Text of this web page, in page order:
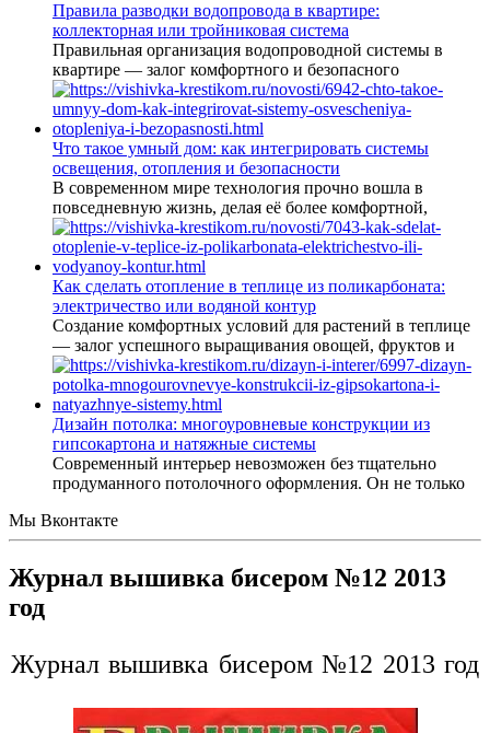
Правила разводки водопровода в квартире:
коллекторная или тройниковая система
Правильная организация водопроводной системы в
квартире — залог комфортного и безопасного
Что такое умный дом: как интегрировать системы
освещения, отопления и безопасности
В современном мире технология прочно вошла в
повседневную жизнь, делая её более комфортной,
Как сделать отопление в теплице из поликарбоната:
электричество или водяной контур
Создание комфортных условий для растений в теплице
— залог успешного выращивания овощей, фруктов и
Дизайн потолка: многоуровневые конструкции из
гипсокартона и натяжные системы
Современный интерьер невозможен без тщательно
продуманного потолочного оформления. Он не только
Мы Вконтакте
Журнал вышивка бисером №12 2013
год
Журнал вышивка бисером №12 2013 год